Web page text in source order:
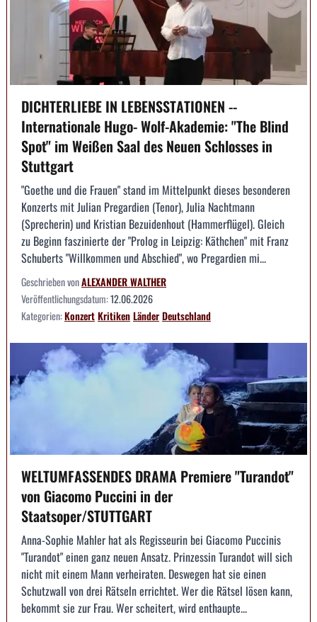
DICHTERLIEBE IN LEBENSSTATIONEN --
Internationale Hugo- Wolf-Akademie: "The Blind
Spot" im Weißen Saal des Neuen Schlosses in
Stuttgart
"Goethe und die Frauen" stand im Mittelpunkt dieses besonderen
Konzerts mit Julian Pregardien (Tenor), Julia Nachtmann
(Sprecherin) und Kristian Bezuidenhout (Hammerflügel). Gleich
zu Beginn faszinierte der "Prolog in Leipzig: Käthchen" mit Franz
Schuberts "Willkommen und Abschied", wo Pregardien mi...
Geschrieben vonALEXANDER WALTHER
Veröffentlichungsdatum:12.06.2026
Kategorien:KonzertKritikenLänderDeutschland
WELTUMFASSENDES DRAMA Premiere "Turandot"
von Giacomo Puccini in der
Staatsoper/STUTTGART
Anna-Sophie Mahler hat als Regisseurin bei Giacomo Puccinis
"Turandot" einen ganz neuen Ansatz. Prinzessin Turandot will sich
nicht mit einem Mann verheiraten. Deswegen hat sie einen
Schutzwall von drei Rätseln errichtet. Wer die Rätsel lösen kann,
bekommt sie zur Frau. Wer scheitert, wird enthaupte...